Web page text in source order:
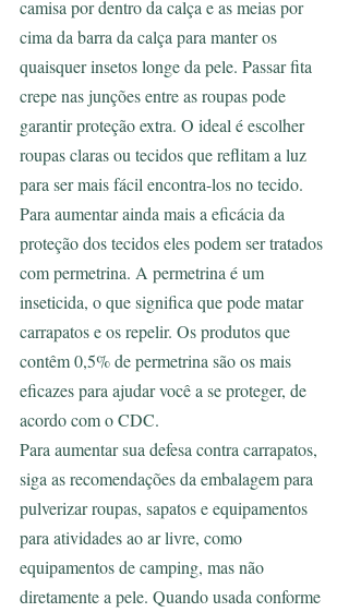
camisa por dentro da calça e as meias por
cima da barra da calça para manter os
quaisquer insetos longe da pele. Passar fita
crepe nas junções entre as roupas pode
garantir proteção extra. O ideal é escolher
roupas claras ou tecidos que reflitam a luz
para ser mais fácil encontra-los no tecido.
Para aumentar ainda mais a eficácia da
proteção dos tecidos eles podem ser tratados
com permetrina. A permetrina é um
inseticida, o que significa que pode matar
carrapatos e os repelir. Os produtos que
contêm 0,5% de permetrina são os mais
eficazes para ajudar você a se proteger, de
acordo com o CDC.
Para aumentar sua defesa contra carrapatos,
siga as recomendações da embalagem para
pulverizar roupas, sapatos e equipamentos
para atividades ao ar livre, como
equipamentos de camping, mas não
diretamente a pele. Quando usada conforme